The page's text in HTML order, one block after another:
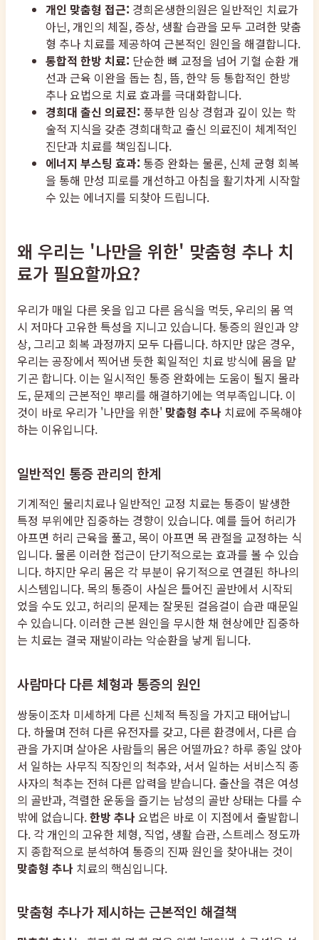
개인 맞춤형 접근: 경희온생한의원은 일반적인 치료가
아닌, 개인의 체질, 증상, 생활 습관을 모두 고려한 맞춤
형 추나 치료를 제공하여 근본적인 원인을 해결합니다.
통합적 한방 치료: 단순한 뼈 교정을 넘어 기혈 순환 개
선과 근육 이완을 돕는 침, 뜸, 한약 등 통합적인 한방
추나 요법으로 치료 효과를 극대화합니다.
경희대 출신 의료진: 풍부한 임상 경험과 깊이 있는 학
술적 지식을 갖춘 경희대학교 출신 의료진이 체계적인
진단과 치료를 책임집니다.
에너지 부스팅 효과: 통증 완화는 물론, 신체 균형 회복
을 통해 만성 피로를 개선하고 아침을 활기차게 시작할
수 있는 에너지를 되찾아 드립니다.
왜 우리는 '나만을 위한' 맞춤형 추나 치
료가 필요할까요?
우리가 매일 다른 옷을 입고 다른 음식을 먹듯, 우리의 몸 역
시 저마다 고유한 특성을 지니고 있습니다. 통증의 원인과 양
상, 그리고 회복 과정까지 모두 다릅니다. 하지만 많은 경우,
우리는 공장에서 찍어낸 듯한 획일적인 치료 방식에 몸을 맡
기곤 합니다. 이는 일시적인 통증 완화에는 도움이 될지 몰라
도, 문제의 근본적인 뿌리를 해결하기에는 역부족입니다. 이
것이 바로 우리가 '나만을 위한' 맞춤형 추나 치료에 주목해야
하는 이유입니다.
일반적인 통증 관리의 한계
기계적인 물리치료나 일반적인 교정 치료는 통증이 발생한
특정 부위에만 집중하는 경향이 있습니다. 예를 들어 허리가
아프면 허리 근육을 풀고, 목이 아프면 목 관절을 교정하는 식
입니다. 물론 이러한 접근이 단기적으로는 효과를 볼 수 있습
니다. 하지만 우리 몸은 각 부분이 유기적으로 연결된 하나의
시스템입니다. 목의 통증이 사실은 틀어진 골반에서 시작되
었을 수도 있고, 허리의 문제는 잘못된 걸음걸이 습관 때문일
수 있습니다. 이러한 근본 원인을 무시한 채 현상에만 집중하
는 치료는 결국 재발이라는 악순환을 낳게 됩니다.
사람마다 다른 체형과 통증의 원인
쌍둥이조차 미세하게 다른 신체적 특징을 가지고 태어납니
다. 하물며 전혀 다른 유전자를 갖고, 다른 환경에서, 다른 습
관을 가지며 살아온 사람들의 몸은 어떨까요? 하루 종일 앉아
서 일하는 사무직 직장인의 척추와, 서서 일하는 서비스직 종
사자의 척추는 전혀 다른 압력을 받습니다. 출산을 겪은 여성
의 골반과, 격렬한 운동을 즐기는 남성의 골반 상태는 다를 수
밖에 없습니다.한방 추나 요법은 바로 이 지점에서 출발합니
다. 각 개인의 고유한 체형, 직업, 생활 습관, 스트레스 정도까
지 종합적으로 분석하여 통증의 진짜 원인을 찾아내는 것이
맞춤형 추나 치료의 핵심입니다.
맞춤형 추나가 제시하는 근본적인 해결책